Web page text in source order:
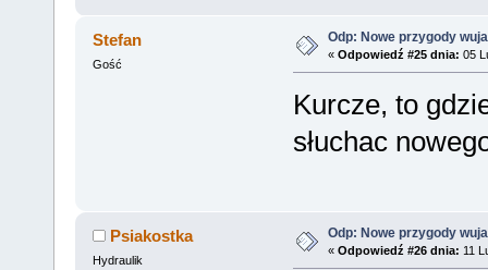
Stefan
Gość
Odp: Nowe przygody
« Odpowiedź #25 dnia: 05
Kurcze, to
słuchac
Psiakostka
Hydraulik
Odp: Nowe przygody
« Odpowiedź #26 dnia: 11